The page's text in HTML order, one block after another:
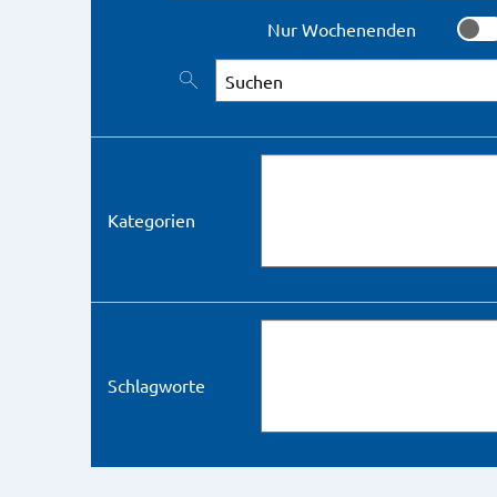
Nur Wochenenden
Nur
Nach Veranstaltungen suchen
Kategorien
Schlagworte